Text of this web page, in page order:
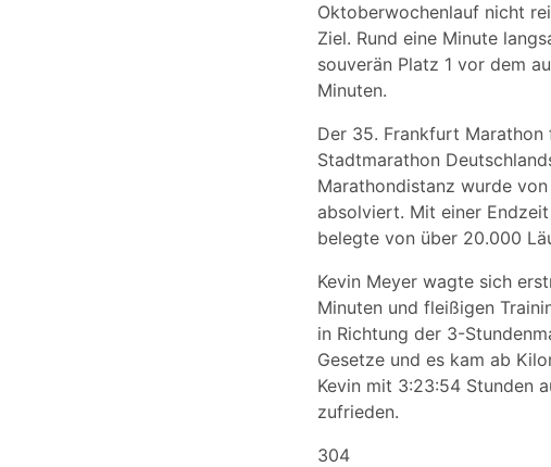
Oktoberwochenlauf nicht
Ziel. Rund eine Minute
souverän Platz 1 vor dem
Minuten.
Der 35. Frankfurt
Stadtmarathon
Marathondistanz wurde
absolviert. Mit einer
belegte von über 20.000
Kevin Meyer wagte sich
Minuten und fleißigen
in Richtung der 3-
Gesetze und es kam ab
Kevin mit 3:23:54 Stunden
zufrieden.
304